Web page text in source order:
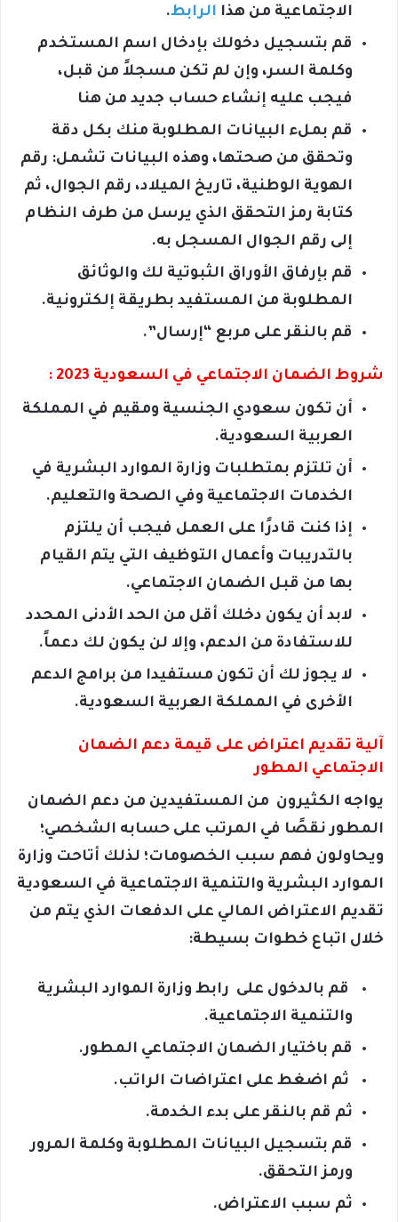
الاجتماعية من هذا الرابط.
قم بتسجيل دخولك بإدخال اسم المستخدم
وكلمة السر، وإن لم تكن مسجلاً من قبل،
فيجب عليه إنشاء حساب جديد من هنا
قم بملء البيانات المطلوبة منك بكل دقة
وتحقق من صحتها، وهذه البيانات تشمل: رقم
الهوية الوطنية، تاريخ الميلاد، رقم الجوال، ثم
كتابة رمز التحقق الذي يرسل من طرف النظام
إلى رقم الجوال المسجل به.
قم بإرفاق الأوراق الثبوتية لك والوثائق
المطلوبة من المستفيد بطريقة إلكترونية.
قم بالنقر على مربع “إرسال”.
شروط الضمان الاجتماعي في السعودية 2023 :
أن تكون سعودي الجنسية ومقيم في المملكة
العربية السعودية.
أن تلتزم بمتطلبات وزارة الموارد البشرية في
الخدمات الاجتماعية وفي الصحة والتعليم.
إذا كنت قادرًا على العمل فيجب أن يلتزم
بالتدريبات وأعمال التوظيف التي يتم القيام
بها من قبل الضمان الاجتماعي.
لابد أن يكون دخلك أقل من الحد الأدنى المحدد
للاستفادة من الدعم، وإلا لن يكون لك دعماً.
لا يجوز لك أن تكون مستفيدا من برامج الدعم
الأخرى في المملكة العربية السعودية.
آلية تقديم اعتراض على قيمة دعم الضمان
الاجتماعي المطور
يواجه الكثيرون من المستفيدين من دعم الضمان
المطور نقصًا في المرتب على حسابه الشخصي؛
ويحاولون فهم سبب الخصومات؛ لذلك أتاحت وزارة
الموارد البشرية والتنمية الاجتماعية في السعودية
تقديم الاعتراض المالي على الدفعات الذي يتم من
خلال اتباع خطوات بسيطة:
قم بالدخول على رابط وزارة الموارد البشرية
والتنمية الاجتماعية.
قم باختيار الضمان الاجتماعي المطور.
ثم اضغط على اعتراضات الراتب.
ثم قم بالنقر على بدء الخدمة.
قم بتسجيل البيانات المطلوبة وكلمة المرور
ورمز التحقق.
ثم سبب الاعتراض.